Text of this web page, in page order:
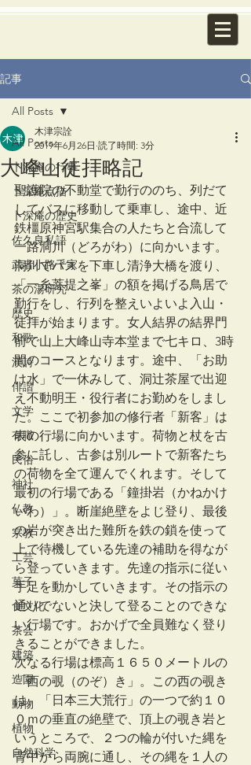
記事
All Posts
卜深庵の行事
卜深庵点描
卜深庵の歴史
佐久良私語
武者小路千家
茶の湯研究
歴史
和歌
漢詩
俳諧
文学
有職
民俗
神社
仏教
宗教
工芸
菓子
食文化
茶会
建築
造園
動物
植物
自然科学
All Posts
大峰山徒拝略記
木津宗詮
2019年6月26日 読了時間: 3分
聖護院の不動堂で勤行ののち、列だて
してバスに移動して乗車し、途中、近
鉄橿原神宮駅集合の人たちと合流して
一路洞川（どろがわ）に向かいます。
洞川でバスを下車し清浄大橋を渡り、
「一糸菩提之峯」の額を掲げる鳥居で
勤行をし、行列を整えいよいよ入山・
徒拝が始まります。女人結界の結界門
前で山上大峰山寺本堂まで七キロ、3時
間のコースとなります。途中、「お助
け水」で一休みして、洞辻茶屋で出迎
え不動明王・役行者にお勤めをしまし
た。ここで初参加の修行者「新客」は
表の行場に向かいます。荷物と杖を古
参に託し、古参は別ルートで新客たち
の荷物を全て運んでくれます。そして
最初の行場である「鐘掛岩（かねかけ
いわ）」。断崖絶壁をよじ登り、最後
の岩が突き出た難所を鉄の鎖を使って
上で待機している先達の補助を得なが
ら登っていきます。先達の指示に従い
手足を動かしていきます。その指示の
通りでないと決して登ることのできな
い行場です。おかげで全員難なく登り
きることができました。
次なる行場は標高１６５０メートルの
「西の覗（のぞ）き」。この西の覗き
は、「日本三大荒行」の一つで約１０
０ｍの垂直の絶壁で、頂上の覗き岩と
いうところで、２つの輪が付いた縄を
背中から両腕に通し、その縄を１人の